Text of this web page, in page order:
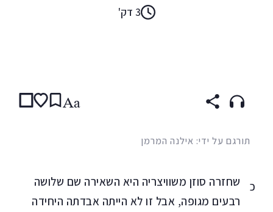
3 דק'
Aa
תורגם על ידי: אילנה המרמן
כ
שחזרה סוזן משוויצריה היא השאירה שם שלושה
רבעים מגופה, אבל זו לא הייתה אבדתה היחידה